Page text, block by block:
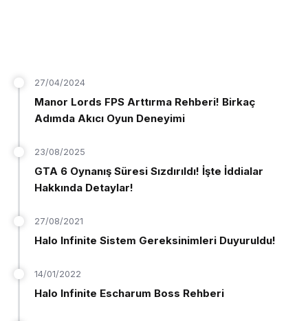
27/04/2024
Manor Lords FPS Arttırma Rehberi! Birkaç
Adımda Akıcı Oyun Deneyimi
23/08/2025
GTA 6 Oynanış Süresi Sızdırıldı! İşte İddialar
Hakkında Detaylar!
27/08/2021
Halo Infinite Sistem Gereksinimleri Duyuruldu!
14/01/2022
Halo Infinite Escharum Boss Rehberi